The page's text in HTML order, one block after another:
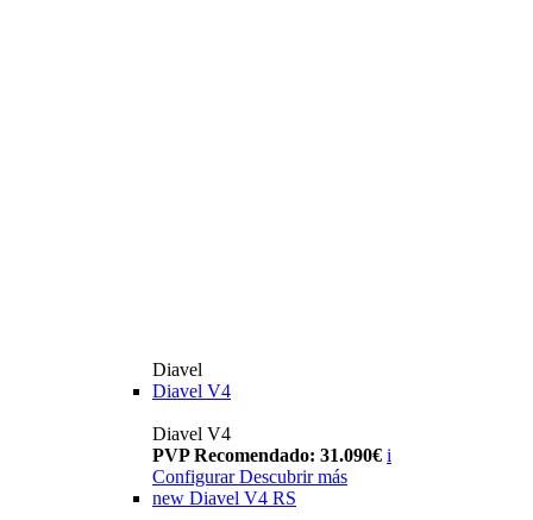
Diavel
Diavel V4
Diavel V4
PVP Recomendado: 31.090€ i
Configurar Descubrir más
new Diavel V4 RS